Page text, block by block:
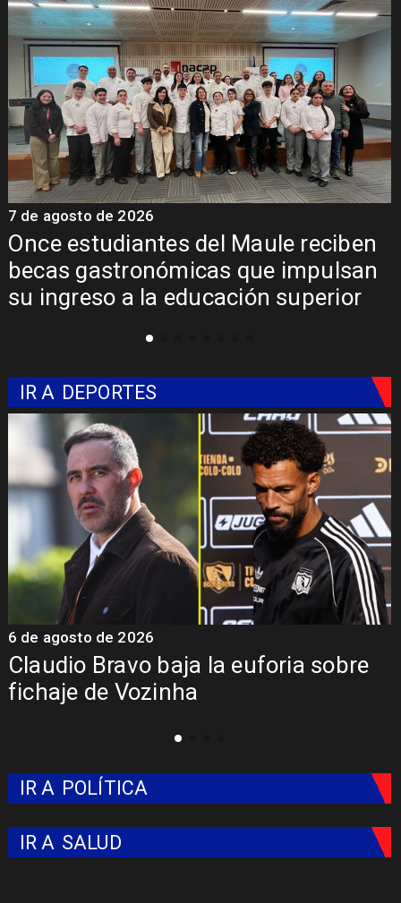
Once estudiantes del Maule reciben
becas gastronómicas que impulsan
su ingreso a la educación superior
7 de agosto de 2026
IR A DEPORTES
Claudio Bravo baja la euforia sobre
fichaje de Vozinha
6 de agosto de 2026
IR A POLÍTICA
IR A SALUD